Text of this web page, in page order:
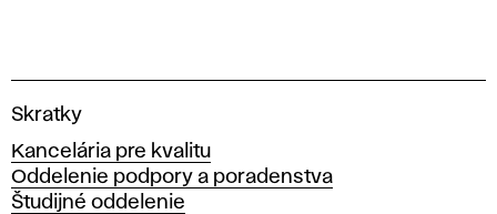
V
s
o
k
Skratky
Kancelária pre kvalitu
Oddelenie podpory a poradenstva
Študijné oddelenie